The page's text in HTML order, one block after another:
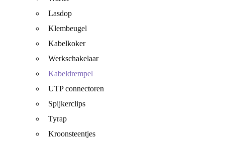
Lasdop
Klembeugel
Kabelkoker
Werkschakelaar
Kabeldrempel
UTP connectoren
Spijkerclips
Tyrap
Kroonsteentjes